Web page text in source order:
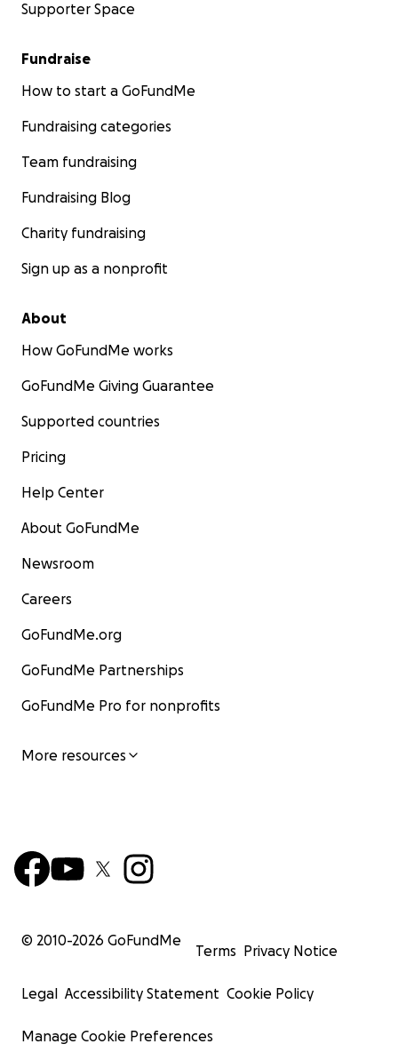
Supporter Space
Fundraise
How to start a GoFundMe
Fundraising categories
Team fundraising
Fundraising Blog
Charity fundraising
Sign up as a nonprofit
About
How GoFundMe works
GoFundMe Giving Guarantee
Supported countries
Pricing
Help Center
About GoFundMe
Newsroom
Careers
GoFundMe.org
GoFundMe Partnerships
GoFundMe Pro for nonprofits
More resources
© 2010-2026 GoFundMe
Terms Privacy Notice
Legal Accessibility Statement Cookie Policy
Manage Cookie Preferences